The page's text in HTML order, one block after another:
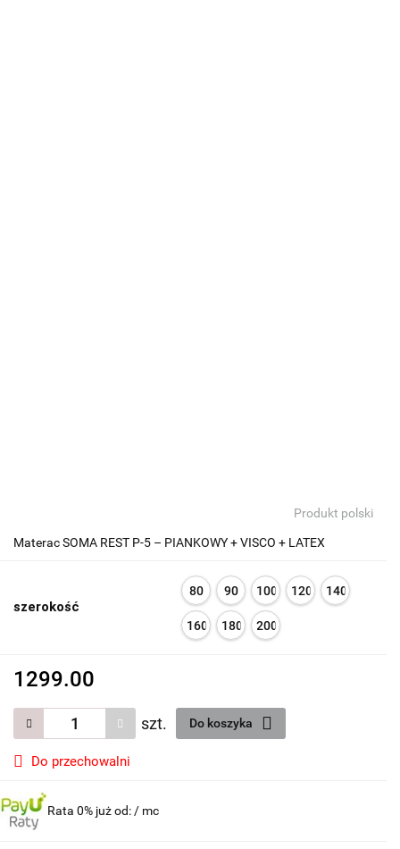
Produkt polski
Materac SOMA REST P-5 – PIANKOWY + VISCO + LATEX
szerokość
80 90 100 120 140
160 180 200
1299.00
szt. Do koszyka
Do przechowalni
Rata 0% już od:/ mc